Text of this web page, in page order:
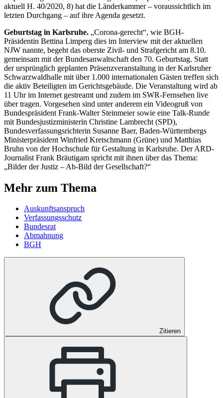
aktuell H. 40/2020, 8) hat die Länderkammer – voraussichtlich im
letzten Durchgang – auf ihre Agenda gesetzt.
Geburtstag in Karlsruhe. „Corona-gerecht“, wie BGH-
Präsidentin Bettina Limperg dies im Interview mit der aktuellen
NJW nannte, begeht das oberste Zivil- und Strafgericht am 8.10.
gemeinsam mit der Bundesanwaltschaft den 70. Geburtstag. Statt
der ursprünglich geplanten Präsenzveranstaltung in der Karlsruher
Schwarzwaldhalle mit über 1.000 internationalen Gästen treffen sich
die aktiv Beteiligten im Gerichtsgebäude. Die Veranstaltung wird ab
11 Uhr im Internet gestreamt und zudem im SWR-Fernsehen live
über tragen. Vorgesehen sind unter anderem ein Videogruß von
Bundespräsident Frank-Walter Steinmeier sowie eine Talk-Runde
mit Bundesjustizministerin Christine Lambrecht (SPD),
Bundesverfassungsrichterin Susanne Baer, Baden-Württembergs
Ministerpräsident Winfried Kretschmann (Grüne) und Matthias
Bruhn von der Hochschule für Gestaltung in Karlsruhe. Der ARD-
Journalist Frank Bräutigam spricht mit ihnen über das Thema:
„Bilder der Justiz – Ab-Bild der Gesellschaft?“
Mehr zum Thema
Auskunftsanspruch
Verfassungsschutz
Bundesrat
Abmahnung
BGH
Zitieren